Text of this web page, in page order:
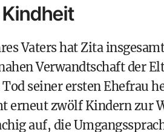
Vaters hat Zita
Verwandtschaft der
Tod seiner ersten Ehefrau
erneut zwölf Kindern zur
auf, die